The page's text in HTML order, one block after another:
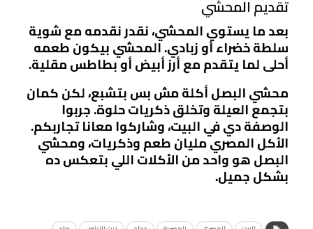
تقديم المحشي
بعد ما يستوي المحشي، نقدر نقدمه مع شوية
سلطة خضراء أو زبادي. المحشي بيكون طعمه
أحلى لما يتقدم مع أرز أبيض أو بطاطس مقلية.
محشي البصل أكلة مش بس بتشبع، لكن كمان
بتجمع العيلة وتخلق ذكريات حلوة. جربوا
الوصفة دي في البيت، وشاركوا معانا تجاربكم.
الأكل المصري مليان طعم وذكريات، ومحشي
البصل هو واحد من الأكلات اللي بتعكس ده
بشكل جميل.